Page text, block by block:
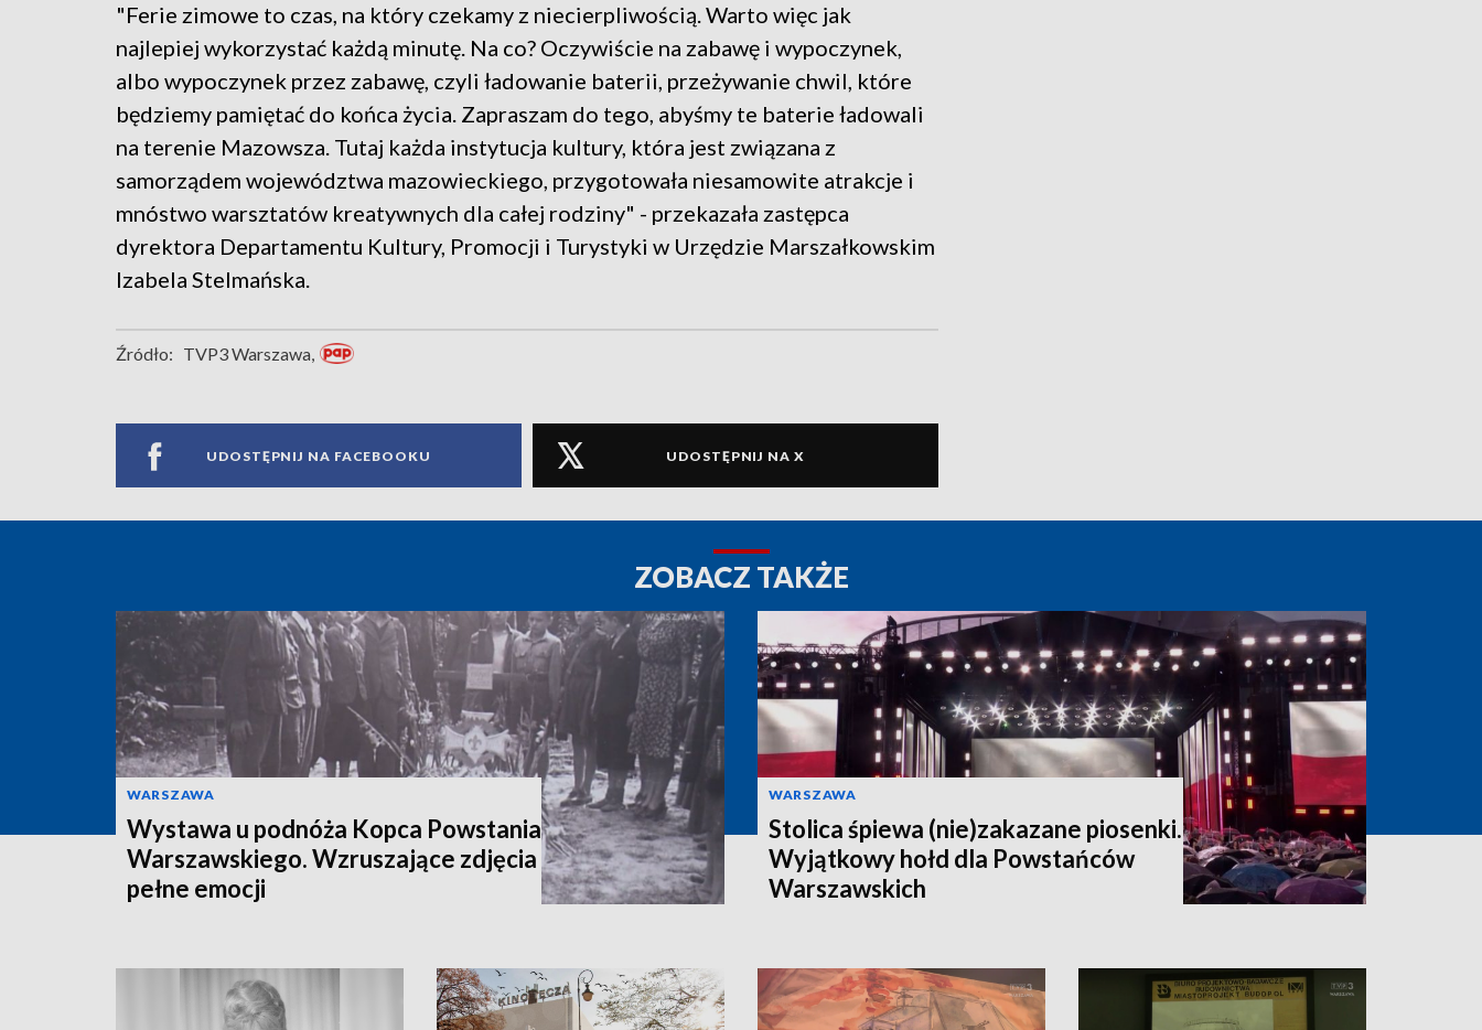
"Ferie zimowe to czas, na który czekamy z niecierpliwością. Warto więc jak
najlepiej wykorzystać każdą minutę. Na co? Oczywiście na zabawę i wypoczynek,
albo wypoczynek przez zabawę, czyli ładowanie baterii, przeżywanie chwil, które
będziemy pamiętać do końca życia. Zapraszam do tego, abyśmy te baterie ładowali
na terenie Mazowsza. Tutaj każda instytucja kultury, która jest związana z
samorządem województwa mazowieckiego, przygotowała niesamowite atrakcje i
mnóstwo warsztatów kreatywnych dla całej rodziny" - przekazała zastępca
dyrektora Departamentu Kultury, Promocji i Turystyki w Urzędzie Marszałkowskim
Izabela Stelmańska.
Źródło: TVP3 Warszawa,
UDOSTĘPNIJ NA FACEBOOKU UDOSTĘPNIJ NA X
ZOBACZ TAKŻE
WARSZAWA
Wystawa u podnóża Kopca Powstania
Warszawskiego. Wzruszające zdjęcia
pełne emocji
WARSZAWA
Stolica śpiewa (nie)zakazane piosenki.
Wyjątkowy hołd dla Powstańców
Warszawskich